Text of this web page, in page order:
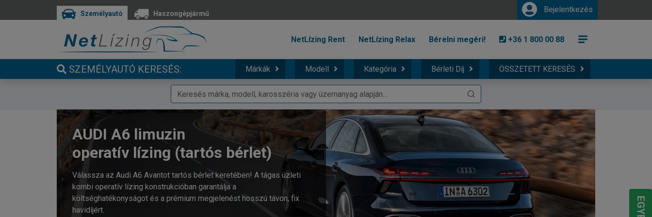
Személyautó Haszongépjármű Bejelentkezés
NetLízing Rent NetLízing Relax Bérelni megéri! +36 1 800 00 88
SZEMÉLYAUTÓ KERESÉS: Márkák Modell Kategória Bérleti Díj ÖSSZETETT KERESÉS
AUDI A6 limuzin
operatív lízing (tartós bérlet)
Válassza az Audi A6 Avantot tartós bérlet keretében! A tágas üzleti
kombi operatív lízing konstrukcióban garantálja a
költséghatékonyságot és a prémium megjelenést hosszú távon, fix
havidíjért.